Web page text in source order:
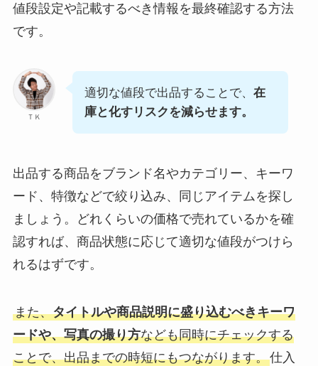
値段設定や記載するべき情報を最終確認する方法
です。
ＴＫ
適切な値段で出品することで、 在
庫と化すリスクを減らせます。
出品する商品をブランド名やカテゴリー、キーワ
ード、特徴などで絞り込み、同じアイテムを探し
ましょう。どれくらいの価格で売れているかを確
認すれば、商品状態に応じて適切な値段がつけら
れるはずです。
また、タイトルや商品説明に盛り込むべきキーワ
ードや、写真の撮り方なども同時にチェックする
ことで、出品までの時短にもつながります。仕入